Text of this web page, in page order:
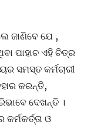
ଜାଣିବେ ଯେ ,
ପାହାଚ ଏହି ଚିତ୍ର
ସମସ୍ତ କର୍ମଚାରୀ
କରନ୍ତି,
ଦେଖନ୍ତି ।
କର୍ମକର୍ତ୍ତା ଓ